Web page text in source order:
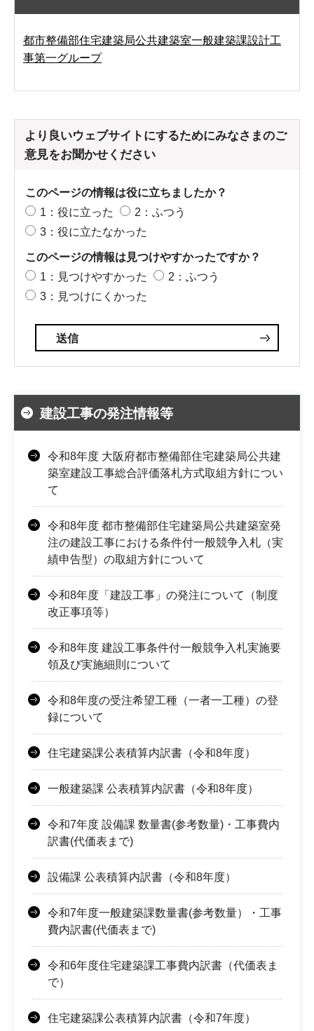
都市整備部住宅建築局公共建築室一般建築課設計工
事第一グループ
より良いウェブサイトにするためにみなさまのご
意見をお聞かせください
このページの情報は役に立ちましたか？
1：役に立った
2：ふつう
3：役に立たなかった
このページの情報は見つけやすかったですか？
1：見つけやすかった
2：ふつう
3：見つけにくかった
建設工事の発注情報等
令和8年度 大阪府都市整備部住宅建築局公共建
築室建設工事総合評価落札方式取組方針につい
て
令和8年度 都市整備部住宅建築局公共建築室発
注の建設工事における条件付一般競争入札（実
績申告型）の取組方針について
令和8年度「建設工事」の発注について（制度
改正事項等）
令和8年度 建設工事条件付一般競争入札実施要
領及び実施細則について
令和8年度の受注希望工種（一者一工種）の登
録について
住宅建築課公表積算内訳書（令和8年度）
一般建築課 公表積算内訳書（令和8年度）
令和7年度 設備課 数量書(参考数量)・工事費内
訳書(代価表まで)
設備課 公表積算内訳書（令和8年度）
令和7年度一般建築課数量書(参考数量）・工事
費内訳書(代価表まで)
令和6年度住宅建築課工事費内訳書（代価表ま
で）
住宅建築課公表積算内訳書（令和7年度）